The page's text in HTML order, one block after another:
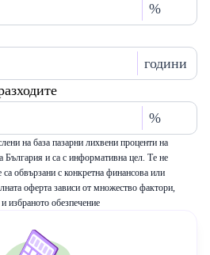
%
години
%
на база пазарни лихвени проценти на
България и са с информативна цел. Те не
са обвързани с конкретна финансова или
оферта зависи от множество фактори,
избраното обезпечение